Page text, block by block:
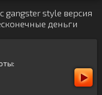
gangster style версия
деньги